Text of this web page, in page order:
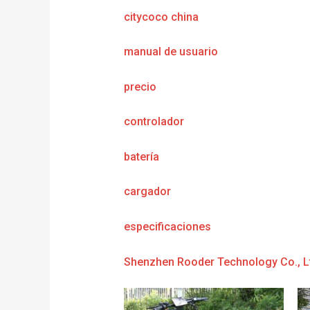
citycoco china
manual de usuario
precio
controlador
batería
cargador
especificaciones
Shenzhen Rooder Technology Co.,